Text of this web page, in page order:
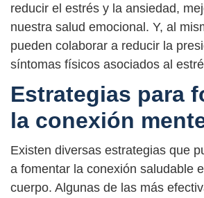
reducir el estrés y la ansiedad,
nuestra salud emocional. Y, al
pueden colaborar a reducir la
síntomas físicos asociados al
Estrategias para
la conexión
Existen diversas estrategias que
a fomentar la conexión saludable
cuerpo. Algunas de las más